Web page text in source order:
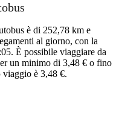
è di 252,78 km e
al giorno, con la
È possibile viaggiare da
un minimo di 3,48 € o fino
viaggio è 3,48 €.